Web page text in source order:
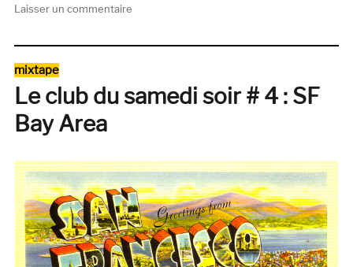
Laisser un commentairesur
soir
#
joies
de
l’entre-
soi
Catégories
mixtape
Le club du samedi soir # 4 : SF
Bay Area